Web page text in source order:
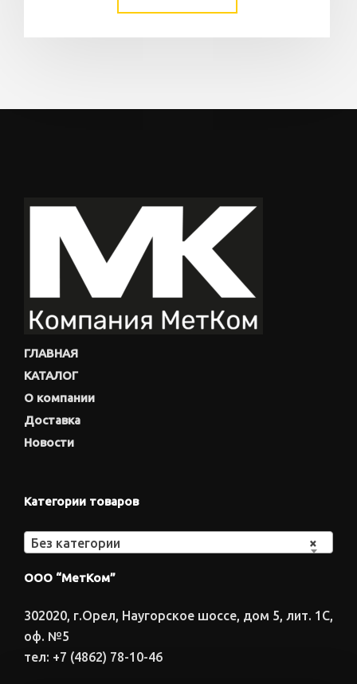
ГЛАВНАЯ
КАТАЛОГ
О компании
Доставка
Новости
Категории товаров
×
Без категории
ООО “МетКом”
302020, г.Орел, Наугорское шоссе, дом 5, лит. 1С,
оф. №5
тел: +7 (4862) 78-10-46